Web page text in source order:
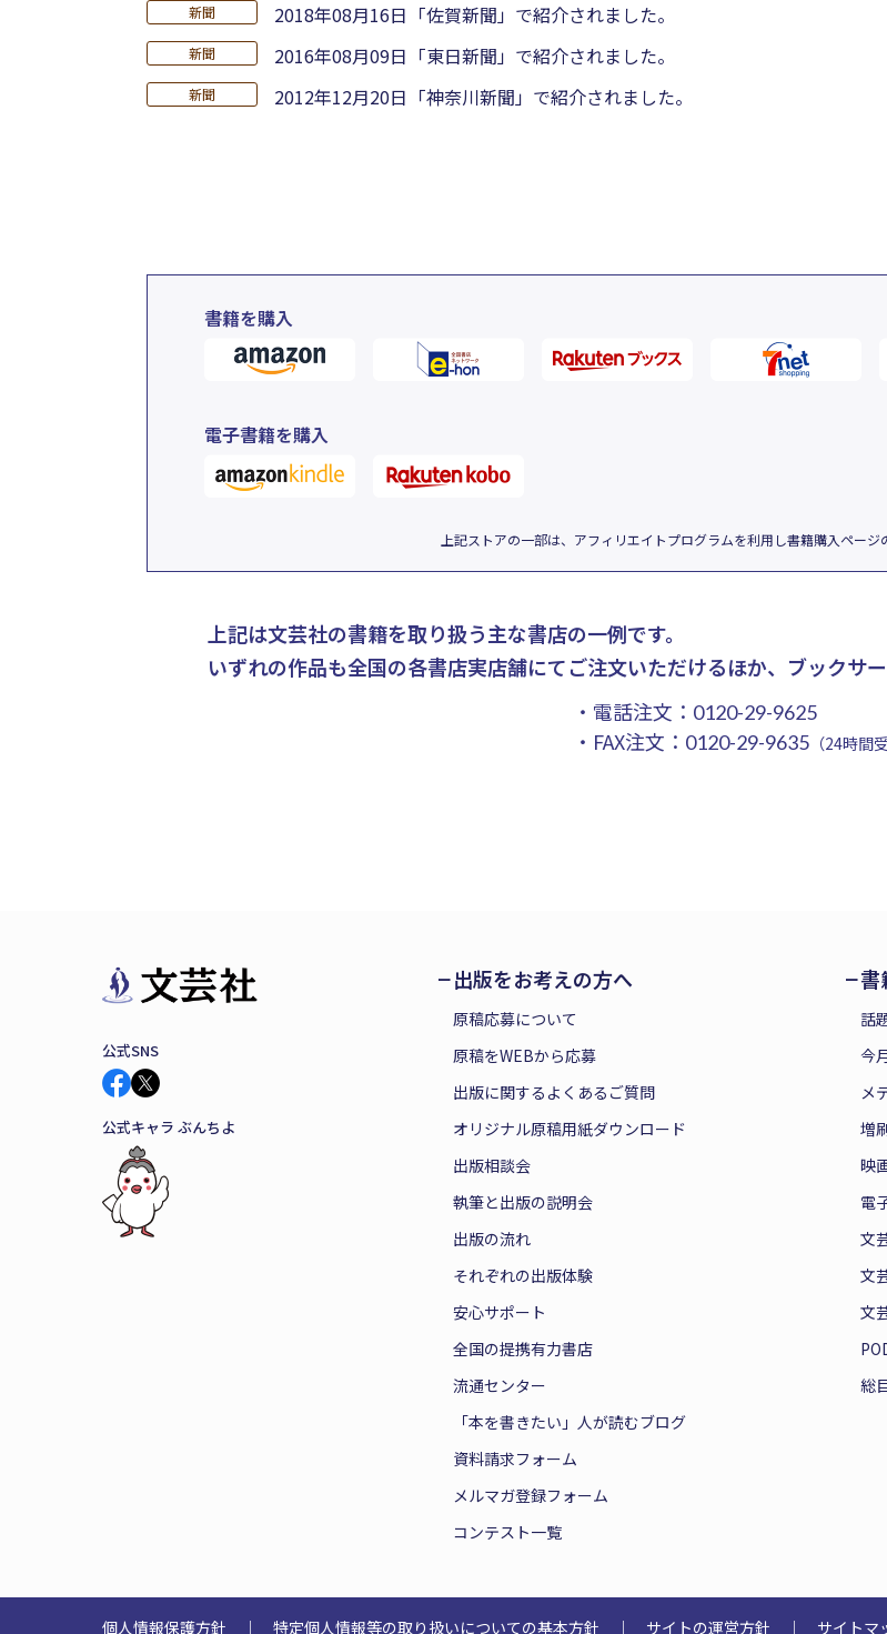
新聞 2018年08月16日 「佐賀新聞」で紹介されました。
新聞 2016年08月09日 「東日新聞」で紹介されました。
新聞 2012年12月20日 「神奈川新聞」で紹介されました。
書籍を購入
電子書籍を購入
上記ストアの一部は、アフィリエイトプログラムを利用し書籍購入ページ
上記は文芸社の書籍を取り扱う主な書店の一例です。
いずれの作品も全国の各書店実店舗にてご注文いただけるほか、ブックサ
・電話注文： 0120-29-9625
・FAX注文： 0120-29-9635（24時間受
公式SNS
公式キャラ ぶんちよ
出版をお考えの方へ
原稿応募について
原稿をWEBから応募
出版に関するよくあるご質問
オリジナル原稿用紙ダウンロード
出版相談会
執筆と出版の説明会
出版の流れ
それぞれの出版体験
安心サポート
全国の提携有力書店
流通センター
「本を書きたい」人が読むブログ
資料請求フォーム
メルマガ登録フォーム
コンテスト一覧
書
話
今
メ
増
映
電
文
文
文
総
個人情報保護方針 ｜ 特定個人情報等の取り扱いについての基本方針 ｜ サイトの運営方針 ｜ サイトマ